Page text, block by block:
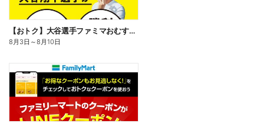
【おトク】大谷選手ファミマおむすび割
8月3日 ～8月10日